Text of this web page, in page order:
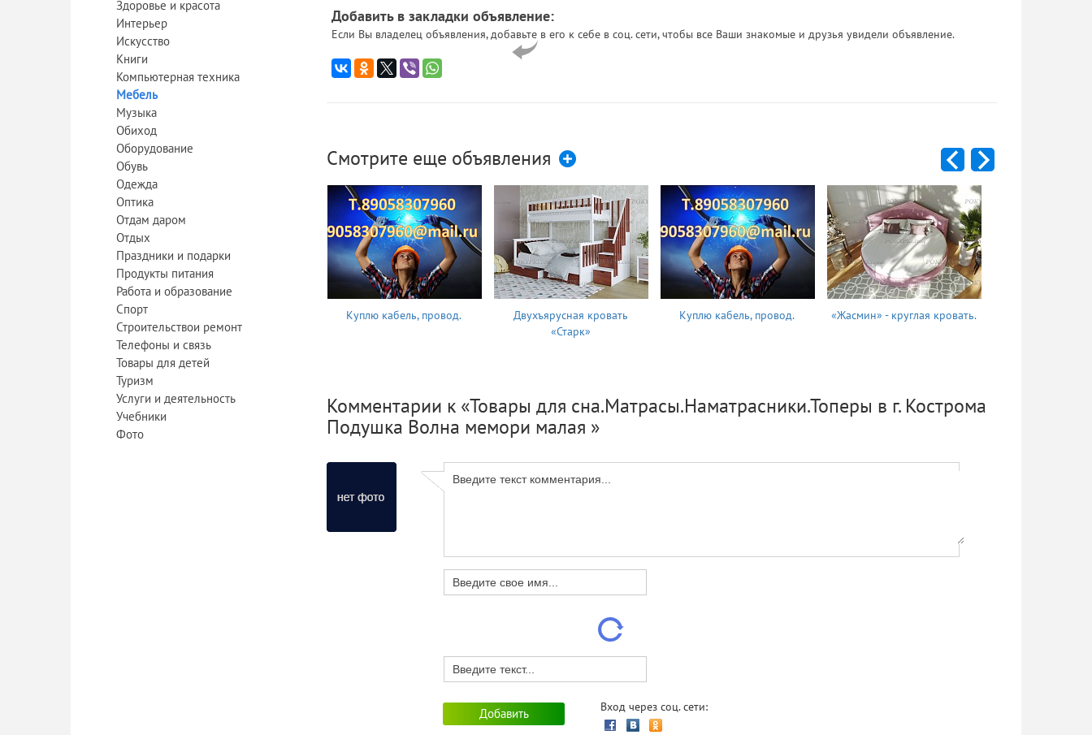
Здоровье и красота
Интерьер
Искусство
Книги
Компьютерная техника
Мебель
Музыка
Обиход
Оборудование
Обувь
Одежда
Оптика
Отдам даром
Отдых
Праздники и подарки
Продукты питания
Работа и образование
Спорт
Строительствои ремонт
Телефоны и связь
Товары для детей
Туризм
Услуги и деятельность
Учебники
Фото
Добавить в закладки объявление:
Если Вы владелец объявления, добавьте в его к себе в соц. сети, чтобы все Ваши знакомые и друзья увидели объявление.
Смотрите еще объявления
Куплю кабель, провод.
Двухъярусная кровать
«Старк»
Куплю кабель, провод. «Жасмин» - круглая кровать.
Комментарии к «Товары для сна.Матрасы.Наматрасники.Топеры в г. Кострома
Подушка Волна мемори малая »
Вход через соц. сети: